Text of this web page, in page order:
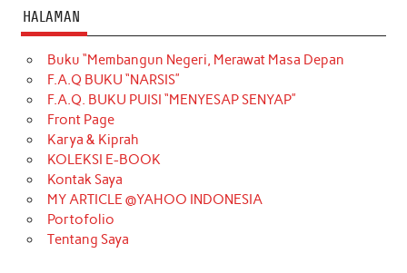
c
e
b
o
o
k
t
a
g
r
a
m
T
o
k
t
e
r
k
e
d
t
t
e
T
u
b
HALAMAN
Buku “Membangun Negeri, Merawat Masa Depan
F.A.Q BUKU “NARSIS”
F.A.Q. BUKU PUISI “MENYESAP SENYAP”
Front Page
Karya & Kiprah
KOLEKSI E-BOOK
Kontak Saya
MY ARTICLE @YAHOO INDONESIA
Portofolio
Tentang Saya